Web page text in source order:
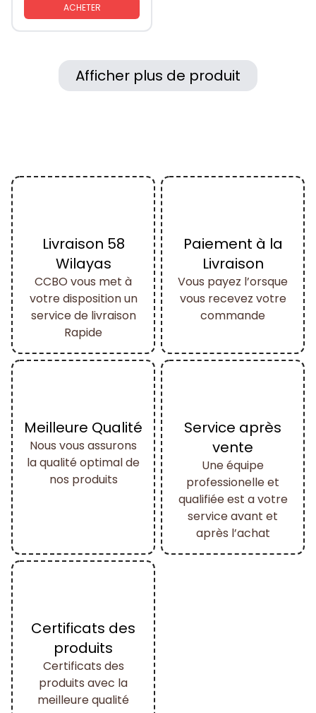
ACHETER
Afficher plus de produit
Livraison 58
Wilayas
CCBO vous met à
votre disposition un
service de livraison
Rapide
Paiement à la
Livraison
Vous payez l’orsque
vous recevez votre
commande
Meilleure Qualité
Nous vous assurons
la qualité optimal de
nos produits
Service après
vente
Une équipe
professionelle et
qualifiée est a votre
service avant et
après l’achat
Certificats des
produits
Certificats des
produits avec la
meilleure qualité